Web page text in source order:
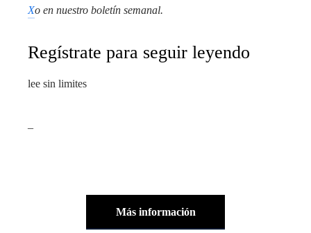
Xo en nuestro boletín semanal.
Regístrate para seguir leyendo
lee sin limites
Más información